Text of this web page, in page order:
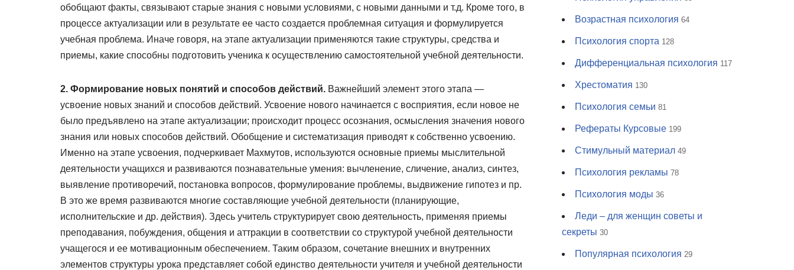
обобщают факты, связывают старые знания с новыми условиями, с новыми данными и т.д. Кроме того, в
процессе актуализации или в результате ее часто создается проблемная ситуация и формулируется
учебная проблема. Иначе говоря, на этапе актуализации применяются такие структуры, средства и
приемы, какие способны подготовить ученика к осуществлению самостоятельной учебной деятельности.
2. Формирование новых понятий и способов действий. Важнейший элемент этого этапа —
усвоение новых знаний и способов действий. Усвоение нового начинается с восприятия, если новое не
было предъявлено на этапе актуализации; происходит процесс осознания, осмысления значения нового
знания или новых способов действий. Обобщение и систематизация приводят к собственно усвоению.
Именно на этапе усвоения, подчеркивает Махмутов, используются основные приемы мыслительной
деятельности учащихся и развиваются познавательные умения: вычленение, сличение, анализ, синтез,
выявление противоречий, постановка вопросов, формулирование проблемы, выдвижение гипотез и пр.
В это же время развиваются многие составляющие учебной деятельности (планирующие,
исполнительские и др. действия). Здесь учитель структурирует свою деятельность, применяя приемы
преподавания, побуждения, общения и аттракции в соответствии со структурой учебной деятельности
учащегося и ее мотивационным обеспечением. Таким образом, сочетание внешних и внутренних
элементов структуры урока представляет собой единство деятельности учителя и учебной деятельности
Возрастная психология 64
Психология спорта 128
Дифференциальная психология 117
Хрестоматия 130
Психология семьи 81
Рефераты Курсовые 199
Стимульный материал 49
Психология рекламы 78
Психология моды 36
Леди – для женщин советы и
секреты 30
Популярная психология 29